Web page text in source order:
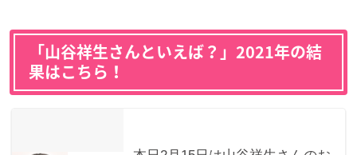
「山谷祥生さんといえば？」2021年の結
果はこちら！